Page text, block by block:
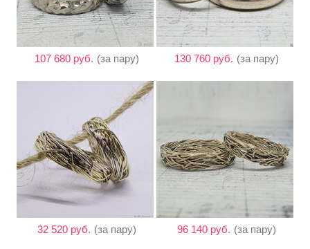
107 680 руб. (за пару) 130 760 руб. (за пару)
32 520 руб. (за пару) 96 140 руб. (за пару)